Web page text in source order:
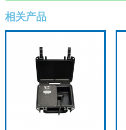
相关产品